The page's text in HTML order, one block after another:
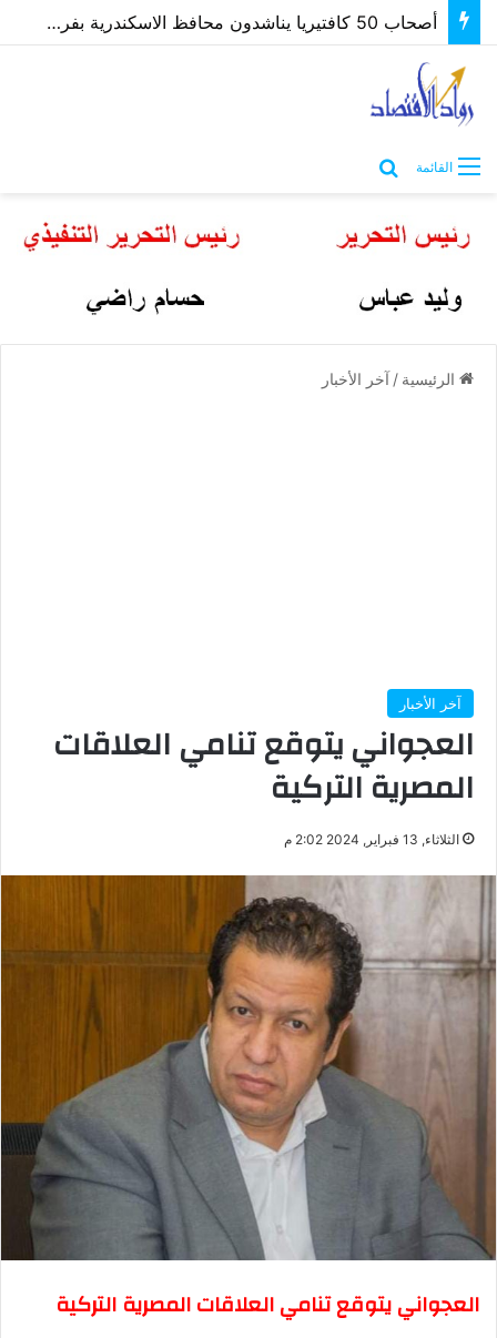
أصحاب 50 كافتيريا يناشدون محافظ الاسكندرية بفرصة لتوفيق أوضاعهم بعد غلق مصدر رزقهم
القائمة
الرئيسية / آخر الأخبار
آخر الأخبار
العجواني يتوقع تنامي العلاقات
المصرية التركية
الثلاثاء, 13 فبراير, 2024 2:02 م
العجواني يتوقع تنامي العلاقات المصرية التركية